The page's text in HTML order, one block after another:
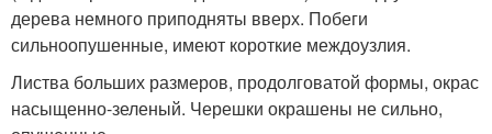
дерева немного приподняты вверх. Побеги
сильноопушенные, имеют короткие междоузлия.
Листва больших размеров, продолговатой формы, окрас
насыщенно-зеленый. Черешки окрашены не сильно,